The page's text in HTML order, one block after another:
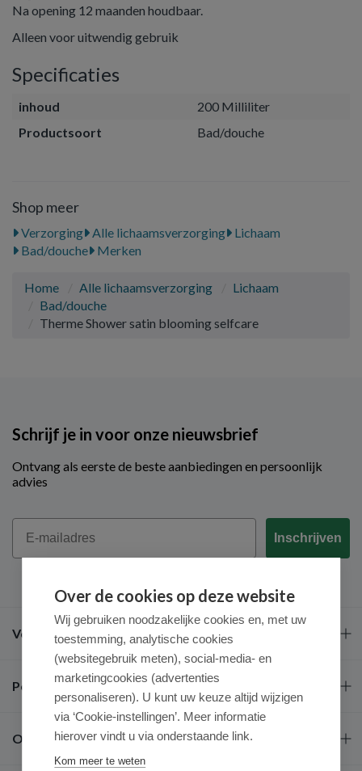
Na opening 12 maanden houdbaar.
Alleen voor uitwendig gebruik
Specificaties
inhoud
200 Milliliter
Productsoort
Bad/douche
Shop meer
Verzorging Alle lichaamsverzorging
Lichaam
Bad/douche
Merken
Home Alle lichaamsverzorging
Lichaam
Bad/douche
Therme Shower satin blooming selfcare
Schrijf je in voor onze nieuwsbrief
Ontvang als eerste de beste aanbiedingen en persoonlijk
advies
Email
Inschrijven
Veel gestelde vragen
Populaire merken
Over ons
Over de cookies op deze website
Wij gebruiken noodzakelijke cookies en, met uw
toestemming, analytische cookies
(websitegebruik meten), social-media- en
marketingcookies (advertenties
personaliseren). U kunt uw keuze altijd wijzigen
via ‘Cookie-instellingen’. Meer informatie
hierover vindt u via onderstaande link.
Kom meer te weten